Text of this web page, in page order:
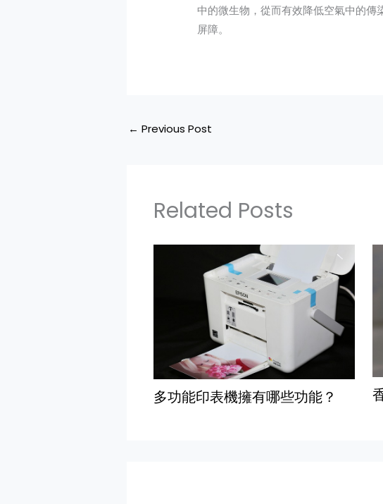
中的微生物，從而有效降低空氣中的
屏障。
← Previous Post
Related Posts
多功能印表機擁有哪些功能？